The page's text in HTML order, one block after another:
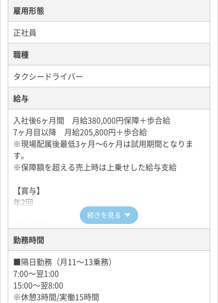
★未経験者でも、安定した収入が得られる地域です。
★営業エリア内に当社チケット契約企業が多数ありま
す。
★近年、新たに日本交通グループになり、まだまだ若
い営業所です。
★これから一緒に戸塚エリアを盛り上げていける仲間
を募集！
★20代～60代までの幅広い年齢層が活躍中
ぜひ一度ご応募ください！
～日本交通横浜では、このような人材を求めています
～
○日本一のサービスを提供したい方！
○ルールを守れる方！ ……
接客重視で採用を行っていますので、タクシーを接客
業と考えてくださる方であれば未経験の方でもOKで
す。
道を知らなくても、運転が未熟でも、それは入社して
からの研修でなんとかします！（笑）
雇用形態
正社員
職種
タクシードライバー
給与
入社後6ヶ月間 月給380,000円保障＋歩合給
7ヶ月目以降 月給205,800円＋歩合給
※現場配属後最低3ヶ月～6ヶ月は試用期間となりま
す。
※保障額を超える売上時は上乗せした給与支給
【賞与】
年2回
年収830万円 38歳 EXドライバー職経験6年 未経験ス
タート！
年収790万円 32歳 EXドライバー職経験3年 未経験ス
タート！
年収600万円 26歳 EXドライバー職経験1年
続きを見る
勤務時間
■隔日勤務（月11～13乗務）
7:00～翌1:00
15:00～翌8:00
※休憩3時間/実働15時間